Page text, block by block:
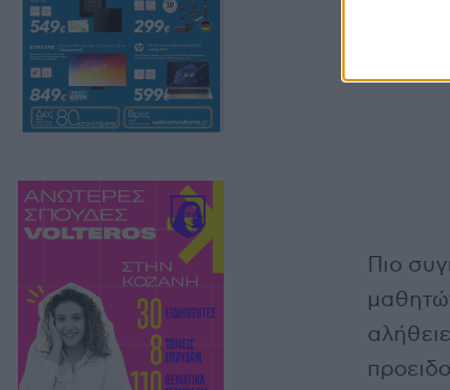
Πιο